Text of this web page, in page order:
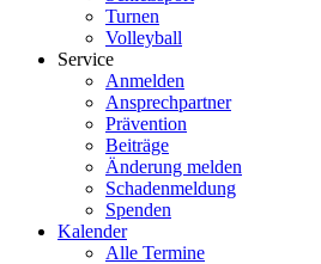
Turnen
Volleyball
Service
Anmelden
Ansprechpartner
Prävention
Beiträge
Änderung melden
Schadenmeldung
Spenden
Kalender
Alle Termine